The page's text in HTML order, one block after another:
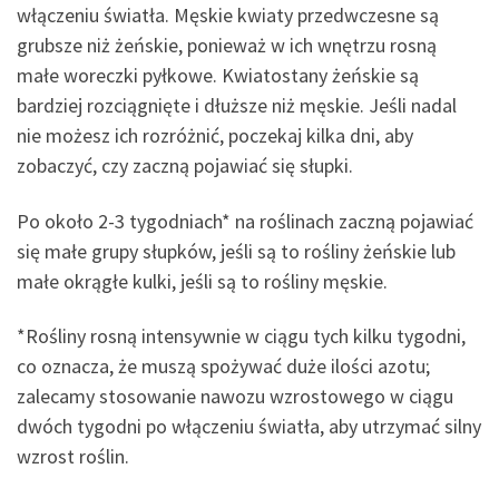
włączeniu światła. Męskie kwiaty przedwczesne są
grubsze niż żeńskie, ponieważ w ich wnętrzu rosną
małe woreczki pyłkowe. Kwiatostany żeńskie są
bardziej rozciągnięte i dłuższe niż męskie. Jeśli nadal
nie możesz ich rozróżnić, poczekaj kilka dni, aby
zobaczyć, czy zaczną pojawiać się słupki.
Po około 2-3 tygodniach* na roślinach zaczną pojawiać
się małe grupy słupków, jeśli są to rośliny żeńskie lub
małe okrągłe kulki, jeśli są to rośliny męskie.
*Rośliny rosną intensywnie w ciągu tych kilku tygodni,
co oznacza, że muszą spożywać duże ilości azotu;
zalecamy stosowanie nawozu wzrostowego w ciągu
dwóch tygodni po włączeniu światła, aby utrzymać silny
wzrost roślin.